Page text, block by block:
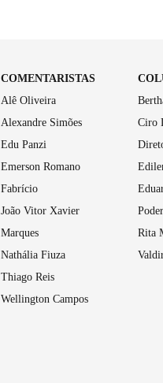
COMENTARISTAS
Alê Oliveira
Alexandre Simões
Edu Panzi
Emerson Romano
Fabrício
João Vitor Xavier
Marques
Nathália Fiuza
Thiago Reis
Wellington Campos
Ciro
Rita